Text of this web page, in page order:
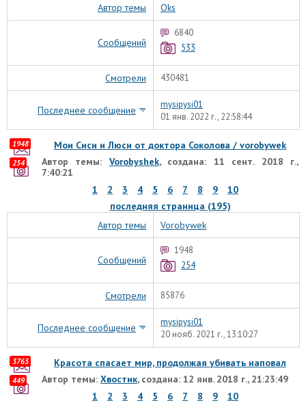
Автор темы Oks
Сообщений
6840
533
Смотрели 430481
Последнее сообщение
mysipysi01
01 янв. 2022 г., 22:58:44
Мои Сиси и Люси от доктора Соколова / vorobywek
Автор темы: Vorobyshek, создана: 11 сент. 2018 г.,
7:40:21
1
2 3 4 5 6 7 8 9
10
последняя страница (195)
1948
254
Автор темы Vorobywek
Сообщений
1948
254
Смотрели 85876
Последнее сообщение
mysipysi01
20 нояб. 2021 г., 13:10:27
Красота спасает мир, продолжая убивать наповал
Автор темы: Хвостик, создана: 12 янв. 2018 г., 21:23:49
1
2 3 4 5 6 7 8 9
10
3765
449